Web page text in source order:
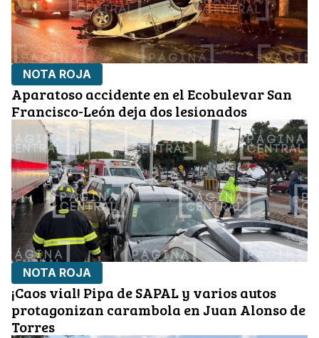
NOTA ROJA
Aparatoso accidente en el Ecobulevar San
Francisco-León deja dos lesionados
NOTA ROJA
¡Caos vial! Pipa de SAPAL y varios autos
protagonizan carambola en Juan Alonso de
Torres